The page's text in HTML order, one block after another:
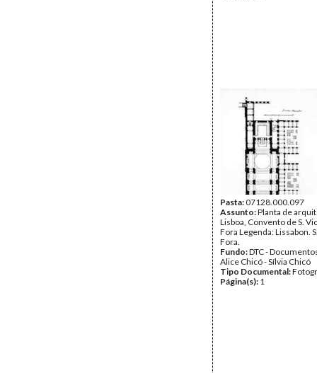
Pasta:07128.000.097
Assunto:Planta de
Lisboa, Convento de S.
Fora Legenda: Lissabon.
Fora.
Fundo:DTC -
Alice Chicó - Sílvia Chicó
Tipo Documental:
Página(s): 1